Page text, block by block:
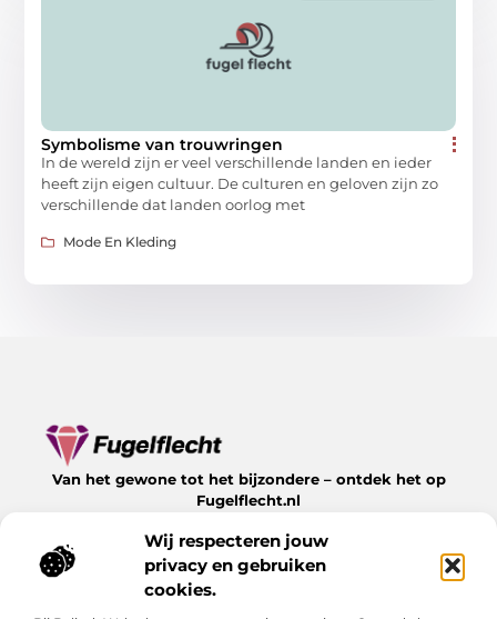
Wij respecteren jouw
privacy en gebruiken
cookies.
Symbolisme van trouwringen
In de wereld zijn er veel verschillende landen en ieder
heeft zijn eigen cultuur. De culturen en geloven zijn zo
verschillende dat landen oorlog met
Mode En Kleding
Van het gewone tot het bijzondere – ontdek het op
Fugelflecht.nl
leven te bieden heeft.
Bericht categorie